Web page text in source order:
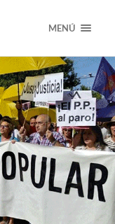
MENÚ